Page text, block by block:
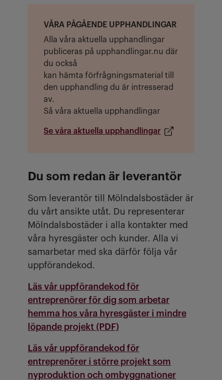
VÅRA PÅGÅENDE UPPHANDLINGAR
Alla våra aktuella upphandlingar
publiceras på upphandlingar.nu där
du också
kan hämta förfrågningsmaterial till
den upphandling du är intresserad
av.
Så våra aktuella upphandlingar
Se våra aktuella upphandlingar
Du som redan är leverantör
Som leverantör till Mölndalsbostäder är
du vårt ansikte utåt. Du representerar
Mölndalsbostäder i alla kontakter med
våra hyresgäster och kunder. Alla vi
samarbetar med ska därför följa vår
uppförandekod.
Läs vår uppförandekod för
entreprenörer för dig som arbetar
hemma hos våra hyresgäster i mindre
löpande projekt (PDF)
Läs vår uppförandekod för
entreprenörer i större projekt som
nyproduktion och ombyggnationer